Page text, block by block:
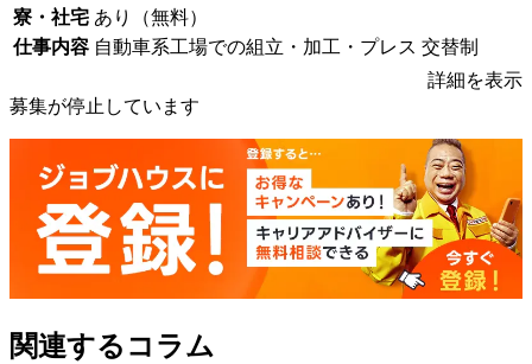
寮・社宅 あり（無料）
仕事内容 自動車系工場での組立・加工・プレス 交替制
詳細を表示
募集が停止しています
関連するコラム